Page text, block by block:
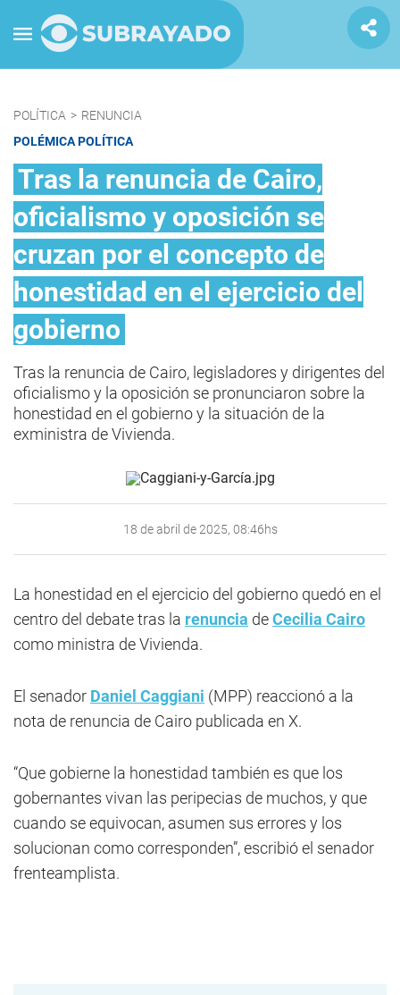
POLÍTICA > RENUNCIA
POLÉMICA POLÍTICA
Tras la renuncia de Cairo,
oficialismo y oposición se
cruzan por el concepto de
honestidad en el ejercicio del
gobierno
Tras la renuncia de Cairo, legisladores y dirigentes del
oficialismo y la oposición se pronunciaron sobre la
honestidad en el gobierno y la situación de la
exministra de Vivienda.
18 de abril de 2025, 08:46hs
La honestidad en el ejercicio del gobierno quedó en el
centro del debate tras la renuncia deCecilia Cairo
como ministra de Vivienda.
El senador Daniel Caggiani (MPP) reaccionó a la
nota de renuncia de Cairo publicada en X.
“Que gobierne la honestidad también es que los
gobernantes vivan las peripecias de muchos, y que
cuando se equivocan, asumen sus errores y los
solucionan como corresponden”, escribió el senador
frenteamplista.